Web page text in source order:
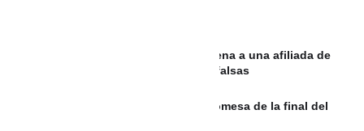
Juzgado impuso una ejemplar condena a una afiliada de
Salud Total por usar incapacidades falsas
FIFA califica de falsa la supuesta promesa de la final del